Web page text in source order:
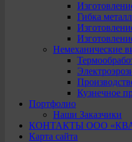
Гибка
Немеханические
Кузнечное
Портфолио
Наши Заказчики
КОНТАКТЫ ООО
Карта сайта